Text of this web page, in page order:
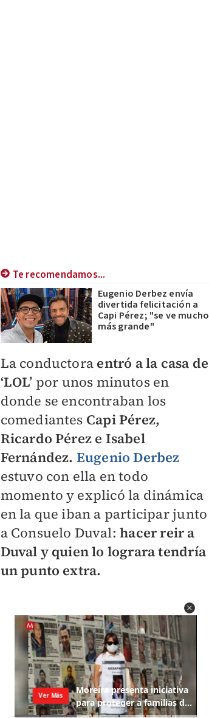
Te recomendamos...
Eugenio Derbez envía
divertida felicitación a
Capi Pérez; "se ve mucho
más grande"
La conductora entró a la casa de
‘LOL’ por unos minutos en
donde se encontraban los
comediantes Capi Pérez,
Ricardo Pérez e Isabel
Fernández. Eugenio Derbez
estuvo con ella en todo
momento y explicó la dinámica
en la que iban a participar junto
a Consuelo Duval:hacer reir a
Duval y quien lo lograra tendría
un punto extra.